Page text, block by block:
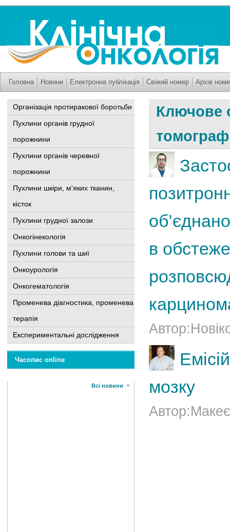
Головна Новини Електронна публікація Свіжий номер Архів
Організація протиракової боротьби
Пухлини органів грудної
порожнини
Пухлини органів черевної
порожнини
Пухлини шкіри, м'яких тканин,
кісток
Пухлини грудної залози
Онкогінекологія
Пухлини голови та шиї
Онкоурологія
Онкогематологія
Променева діагностика, променева
терапія
Експериментальні дослідження
Часопис online
Всі новини
Ключове
в
мозку